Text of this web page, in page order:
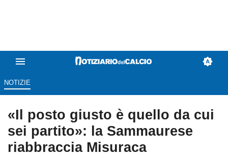
NOTIZIE
«Il posto giusto è quello da cui
sei partito»: la Sammaurese
riabbraccia Misuraca